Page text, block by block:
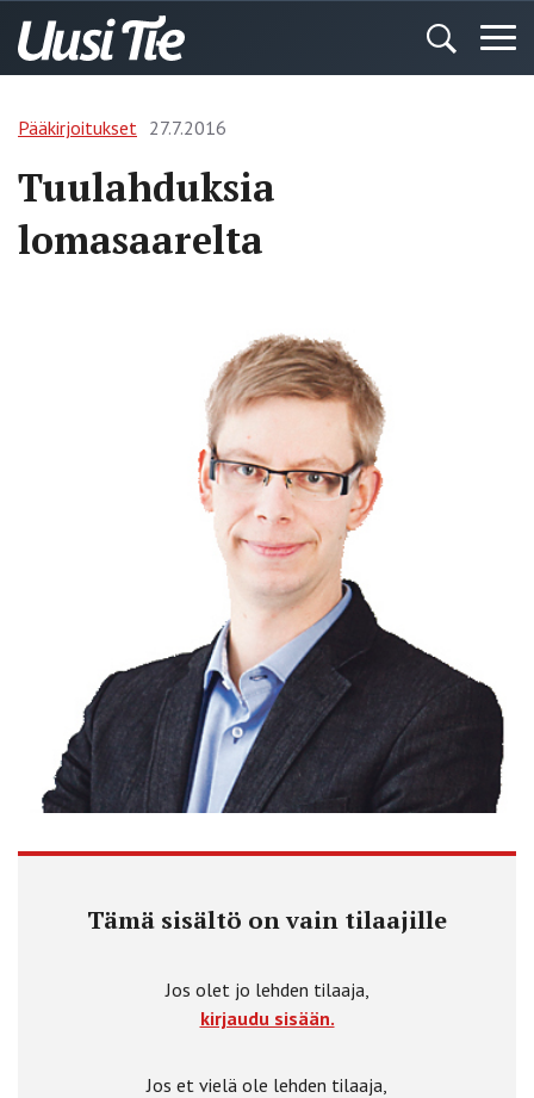
Pääkirjoitukset 27.7.2016
Tuulahduksia
lomasaarelta
Tämä sisältö on vain tilaajille
Jos olet jo lehden tilaaja,
kirjaudu sisään.
Jos et vielä ole lehden tilaaja,